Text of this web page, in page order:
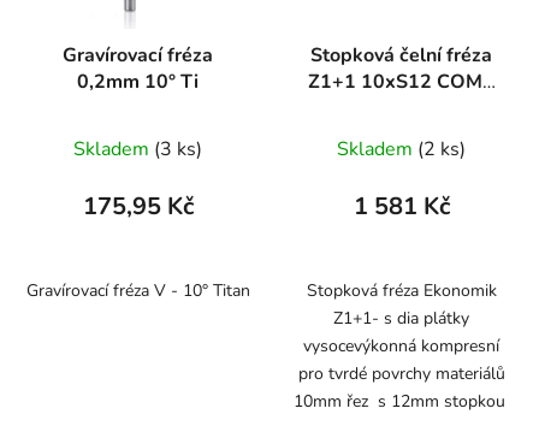
Gravírovací fréza
0,2mm 10° Ti
Skladem (3 ks)
175,95 Kč
Gravírovací fréza V - 10° Titan
Stopková čelní fréza
Z1+1 10xS12 COMP
Skladem (2 ks)
1 581 Kč
Stopková fréza Ekonomik
Z1+1- s dia plátky
vysocevýkonná kompresní
pro tvrdé povrchy materiálů
10mm řez s 12mm stopkou